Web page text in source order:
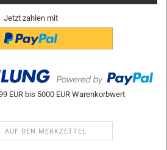
Jetzt zahlen mit
EUR bis 5000 EUR Warenkorbwert
AUF DEN MERKZETTEL